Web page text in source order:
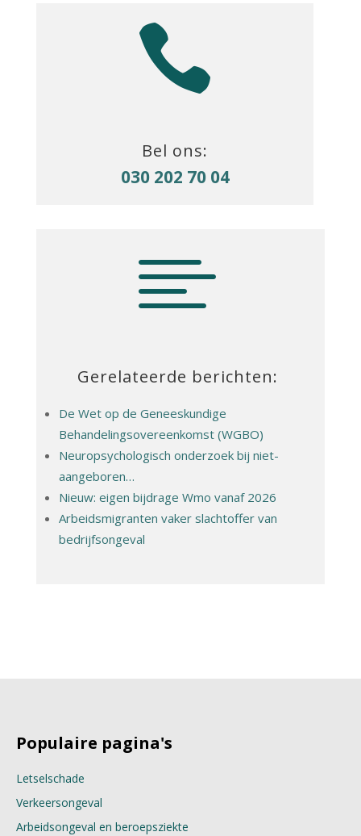

Bel ons:
030 202 70 04

Gerelateerde berichten:
De Wet op de Geneeskundige
Behandelingsovereenkomst (WGBO)
Neuropsychologisch onderzoek bij niet-
aangeboren…
Nieuw: eigen bijdrage Wmo vanaf 2026
Arbeidsmigranten vaker slachtoffer van
bedrijfsongeval
Populaire pagina's
Letselschade
Verkeersongeval
Arbeidsongeval en beroepsziekte